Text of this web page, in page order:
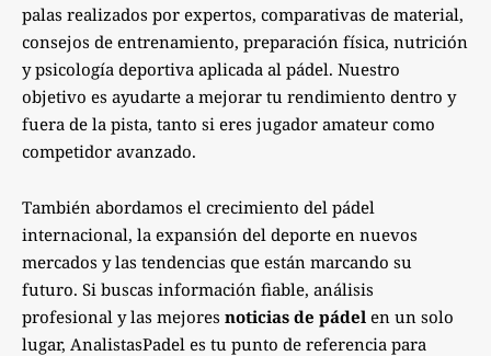
palas realizados por expertos, comparativas de material,
consejos de entrenamiento, preparación física, nutrición
y psicología deportiva aplicada al pádel. Nuestro
objetivo es ayudarte a mejorar tu rendimiento dentro y
fuera de la pista, tanto si eres jugador amateur como
competidor avanzado.
También abordamos el crecimiento del pádel
internacional, la expansión del deporte en nuevos
mercados y las tendencias que están marcando su
futuro. Si buscas información fiable, análisis
profesional y las mejores noticias de pádel en un solo
lugar, AnalistasPadel es tu punto de referencia para